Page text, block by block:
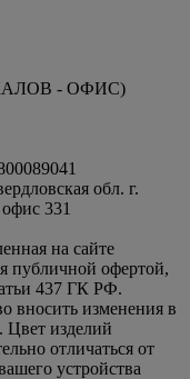
- ОФИС)
обл. г.
331
на сайте
публичной офертой,
437 ГК РФ.
вносить изменения в
изделий
отличаться от
устройства